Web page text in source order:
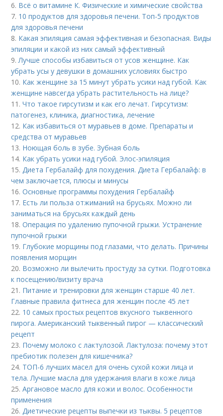
6. Всё о витамине К. Физические и химические свойства
7. 10 продуктов для здоровья печени. Топ-5 продуктов
для здоровья печени
8. Какая эпиляция самая эффективная и безопасная. Виды
эпиляции и какой из них самый эффективный
9.Лучше способы избавиться от усов женщине. Как
убрать усы у девушки в домашних условиях быстро
10. Как женщине за 15 минут убрать усики над губой. Как
женщине навсегда убрать растительность на лице?
11.Что такое гирсутизм и как его лечат. Гирсутизм:
патогенез, клиника, диагностика, лечение
12. Как избавиться от муравьев в доме. Препараты и
средства от муравьев
13. Ноющая боль в зубе. Зубная боль
14. Как убрать усики над губой. Элос-эпиляция
15.Диета Гербалайф для похудения. Диета Гербалайф: в
чем заключается, плюсы и минусы
16.Основные программы похудения Гербалайф
17. Есть ли польза отжиманий на брусьях. Можно ли
заниматься на брусьях каждый день
18.Операция по удалению пупочной грыжи. Устранение
пупочной грыжи
19. Глубокие морщины под глазами, что делать. Причины
появления морщин
20. Возможно ли вылечить простуду за сутки. Подготовка
к посещению/визиту врача
21. Питание и тренировки для женщин старше 40 лет.
Главные правила фитнеса для женщин после 45 лет
22. 10 самых простых рецептов вкусного тыквенного
пирога. Американский тыквенный пирог — классический
рецепт
23. Почему молоко с лактулозой. Лактулоза: почему этот
пребиотик полезен для кишечника?
24. ТОП-6 лучших масел для очень сухой кожи лица и
тела. Лучшие масла для удержания влаги в коже лица
25.Аргановое масло для кожи и волос. Особенности
применения
26.Диетические рецепты выпечки из тыквы. 5 рецептов